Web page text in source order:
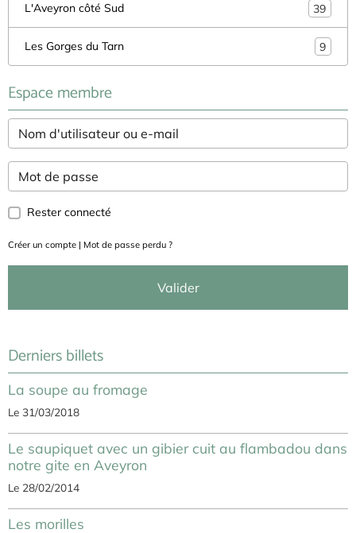
L'Aveyron côté Sud 39
Les Gorges du Tarn 9
Espace membre
Rester connecté
Créer un compte | Mot de passe perdu ?
Valider
Derniers billets
La soupe au fromage
Le 31/03/2018
Le saupiquet avec un gibier cuit au flambadou dans
notre gite en Aveyron
Le 28/02/2014
Les morilles